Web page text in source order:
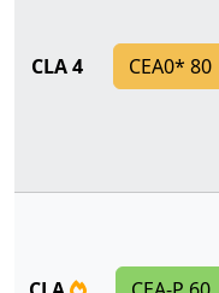
CLA 4 CEA0* 80